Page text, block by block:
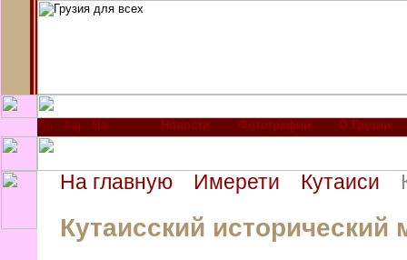
Новости Фотографии О Грузии
На главную Имерети Кутаиси
Кутаисский исторический